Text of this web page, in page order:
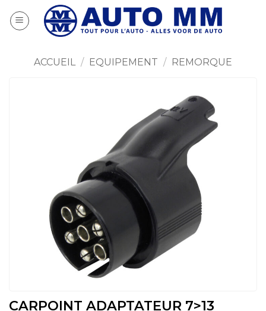
au
ACCUEIL / EQUIPEMENT / REMORQUE
CARPOINT ADAPTATEUR 7>13